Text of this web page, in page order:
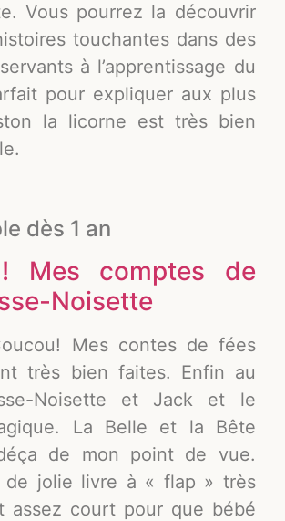
Vous pourrez la découvrir
touchantes dans des
à l’apprentissage du
pour expliquer aux plus
la licorne est très bien
dès 1 an
Mes comptes de
Noisette
Mes contes de fées
très bien faites. Enfin au
Noisette et Jack et le
La Belle et la Bête
de mon point de vue.
de jolie livre à « flap » très
assez court pour que bébé